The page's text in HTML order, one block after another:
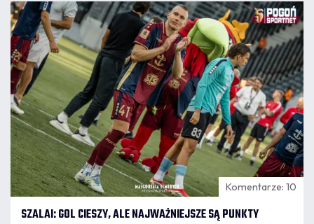
08.08
23:09
Komentarze: 10
SZALAI: GOL CIESZY, ALE NAJWAŻNIEJSZE SĄ PUNKTY